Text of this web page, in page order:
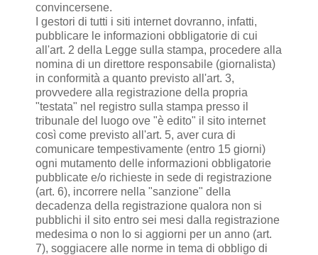
convincersene.
I gestori di tutti i siti internet dovranno, infatti,
pubblicare le informazioni obbligatorie di cui
all'art. 2 della Legge sulla stampa, procedere alla
nomina di un direttore responsabile (giornalista)
in conformità a quanto previsto all'art. 3,
provvedere alla registrazione della propria
"testata" nel registro sulla stampa presso il
tribunale del luogo ove "è edito" il sito internet
così come previsto all'art. 5, aver cura di
comunicare tempestivamente (entro 15 giorni)
ogni mutamento delle informazioni obbligatorie
pubblicate e/o richieste in sede di registrazione
(art. 6), incorrere nella "sanzione" della
decadenza della registrazione qualora non si
pubblichi il sito entro sei mesi dalla registrazione
medesima o non lo si aggiorni per un anno (art.
7), soggiacere alle norme in tema di obbligo di